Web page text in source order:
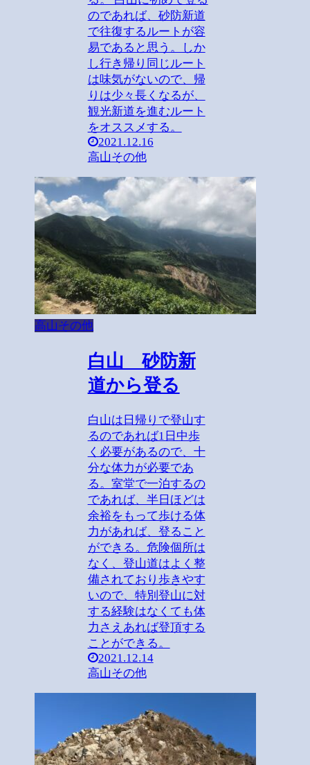
のであれば、砂防新道
で往復するルートが容
易であると思う。しか
し行き帰り同じルート
は味気がないので、帰
りは少々長くなるが、
観光新道を進むルート
をオススメする。
2021.12.16
高山その他
高山その他
白山 砂防新
道から登る
白山は日帰りで登山す
るのであれば1日中歩
く必要があるので、十
分な体力が必要であ
る。室堂で一泊するの
であれば、半日ほどは
余裕をもって歩ける体
力があれば、登ること
ができる。危険個所は
なく、登山道はよく整
備されており歩きやす
いので、特別登山に対
する経験はなくても体
力さえあれば登頂する
ことができる。
2021.12.14
高山その他